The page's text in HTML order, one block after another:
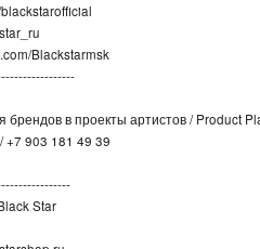
Blackstarmsk
брендов в проекты артистов / Product
+7 903 181 49 39
Star